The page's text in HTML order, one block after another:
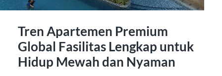
Tren Apartemen Premium
Global Fasilitas Lengkap untuk
Hidup Mewah dan Nyaman